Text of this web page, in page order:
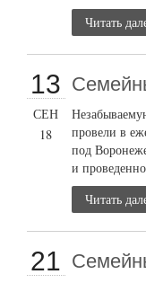
Читать
13
СЕН
18
провели в
под
и
Читать
21